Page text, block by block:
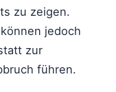
zu zeigen.
jedoch
zur
führen.